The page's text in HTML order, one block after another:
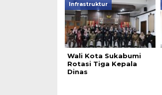
Infrastruktur
Wali Kota Sukabumi
Rotasi Tiga Kepala
Dinas